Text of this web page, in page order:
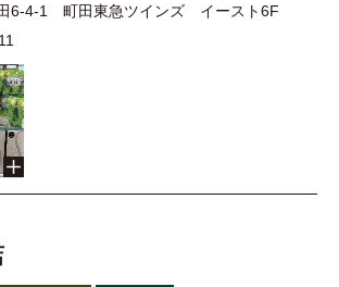
6-4-1 町田東急ツインズ イースト6F